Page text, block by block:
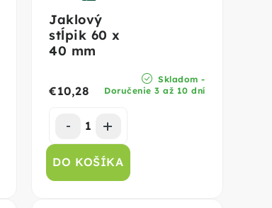
Jaklový
stĺpik 60 x
40 mm
Skladom -
Doručenie 3 až 10 dní
€10,28
DO KOŠÍKA